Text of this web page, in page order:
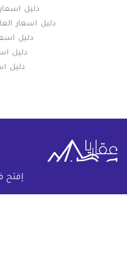
إفتح
دليل اسعار
دليل اسعار
دليل
دليل
دليل